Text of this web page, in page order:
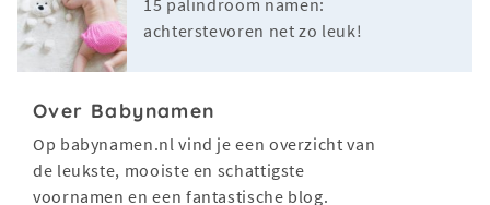
achterstevoren net zo leuk!
Over Babynamen
Op babynamen.nl vind je een overzicht van
de leukste, mooiste en schattigste
voornamen en een fantastische blog.